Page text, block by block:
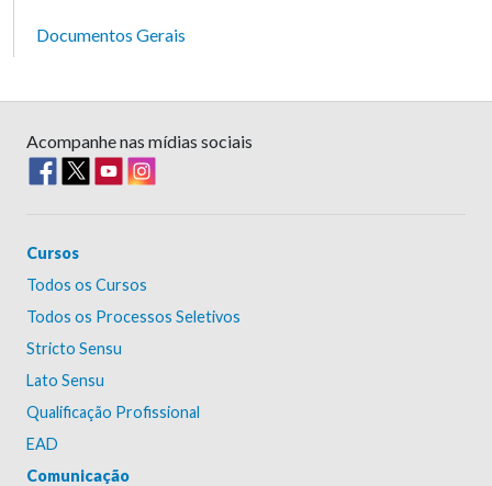
Documentos Gerais
Acompanhe nas mídias sociais
Cursos
Todos os Cursos
Todos os Processos Seletivos
Stricto Sensu
Lato Sensu
Qualificação Profissional
EAD
Comunicação